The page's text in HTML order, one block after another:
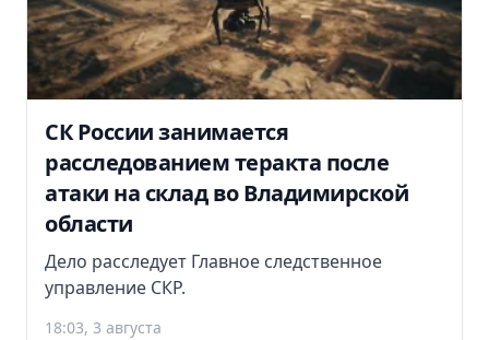
СК России занимается
расследованием теракта после
атаки на склад во Владимирской
области
Дело расследует Главное следственное
управление СКР.
18:03, 3 августа